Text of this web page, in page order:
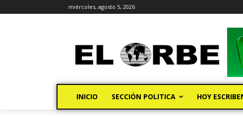
miércoles, agosto 5, 2026
INICIO SECCIÓN POLITICA HOY